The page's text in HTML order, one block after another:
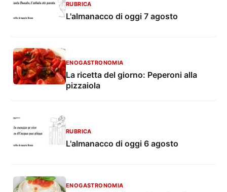
RUBRICA
L'almanacco di oggi 7 agosto
ENOGASTRONOMIA
La ricetta del giorno: Peperoni alla
pizzaiola
RUBRICA
L'almanacco di oggi 6 agosto
ENOGASTRONOMIA